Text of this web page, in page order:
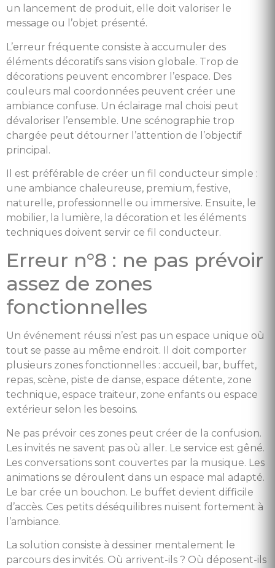
un lancement de produit, elle doit valoriser le
message ou l’objet présenté.
L’erreur fréquente consiste à accumuler des
éléments décoratifs sans vision globale. Trop de
décorations peuvent encombrer l’espace. Des
couleurs mal coordonnées peuvent créer une
ambiance confuse. Un éclairage mal choisi peut
dévaloriser l’ensemble. Une scénographie trop
chargée peut détourner l’attention de l’objectif
principal.
Il est préférable de créer un fil conducteur simple :
une ambiance chaleureuse, premium, festive,
naturelle, professionnelle ou immersive. Ensuite, le
mobilier, la lumière, la décoration et les éléments
techniques doivent servir ce fil conducteur.
Erreur n°8 : ne pas prévoir
assez de zones
fonctionnelles
Un événement réussi n’est pas un espace unique où
tout se passe au même endroit. Il doit comporter
plusieurs zones fonctionnelles : accueil, bar, buffet,
repas, scène, piste de danse, espace détente, zone
technique, espace traiteur, zone enfants ou espace
extérieur selon les besoins.
Ne pas prévoir ces zones peut créer de la confusion.
Les invités ne savent pas où aller. Le service est gêné.
Les conversations sont couvertes par la musique. Les
animations se déroulent dans un espace mal adapté.
Le bar crée un bouchon. Le buffet devient difficile
d’accès. Ces petits déséquilibres nuisent fortement à
l’ambiance.
La solution consiste à dessiner mentalement le
parcours des invités. Où arrivent-ils ? Où déposent-ils